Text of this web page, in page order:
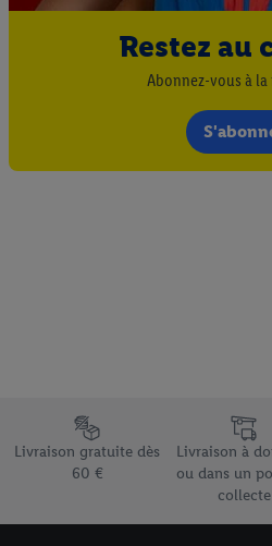
Restez au
Abonnez-vous à
Élément du pied de page avec
Livraison gratuite dès
60 €
Livraison à
ou dans un
collecte